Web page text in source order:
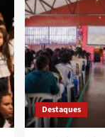
Destaques